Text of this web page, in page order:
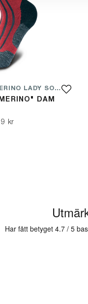
MEINDL MT6 MERINO LADY SOCK
DAM
kr